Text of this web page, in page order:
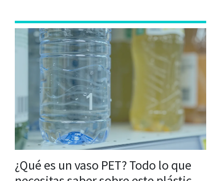
¿Qué es un vaso PET? Todo lo que